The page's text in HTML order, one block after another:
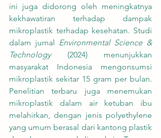
ini juga didorong oleh meningkatnya
kekhawatiran terhadap dampak
mikroplastik terhadap kesehatan. Studi
dalam jurnal Environmental Science &
Technology (2024) menunjukkan
masyarakat Indonesia mengonsumsi
mikroplastik sekitar 15 gram per bulan.
Penelitian terbaru juga menemukan
mikroplastik dalam air ketuban ibu
melahirkan, dengan jenis polyethylene
yang umum berasal dari kantong plastik